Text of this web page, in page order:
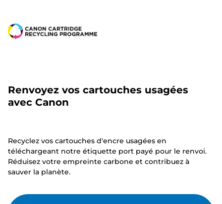
Renvoyez vos cartouches usagées
avec Canon
Recyclez vos cartouches d'encre usagées en
téléchargeant notre étiquette port payé pour le renvoi.
Réduisez votre empreinte carbone et contribuez à
sauver la planète.